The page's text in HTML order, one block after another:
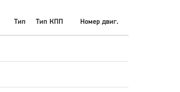
Тип Тип КПП Номер двиг.